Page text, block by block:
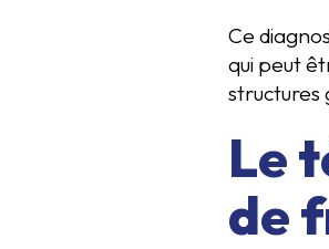
Ce
qui peut
structures
Le
de